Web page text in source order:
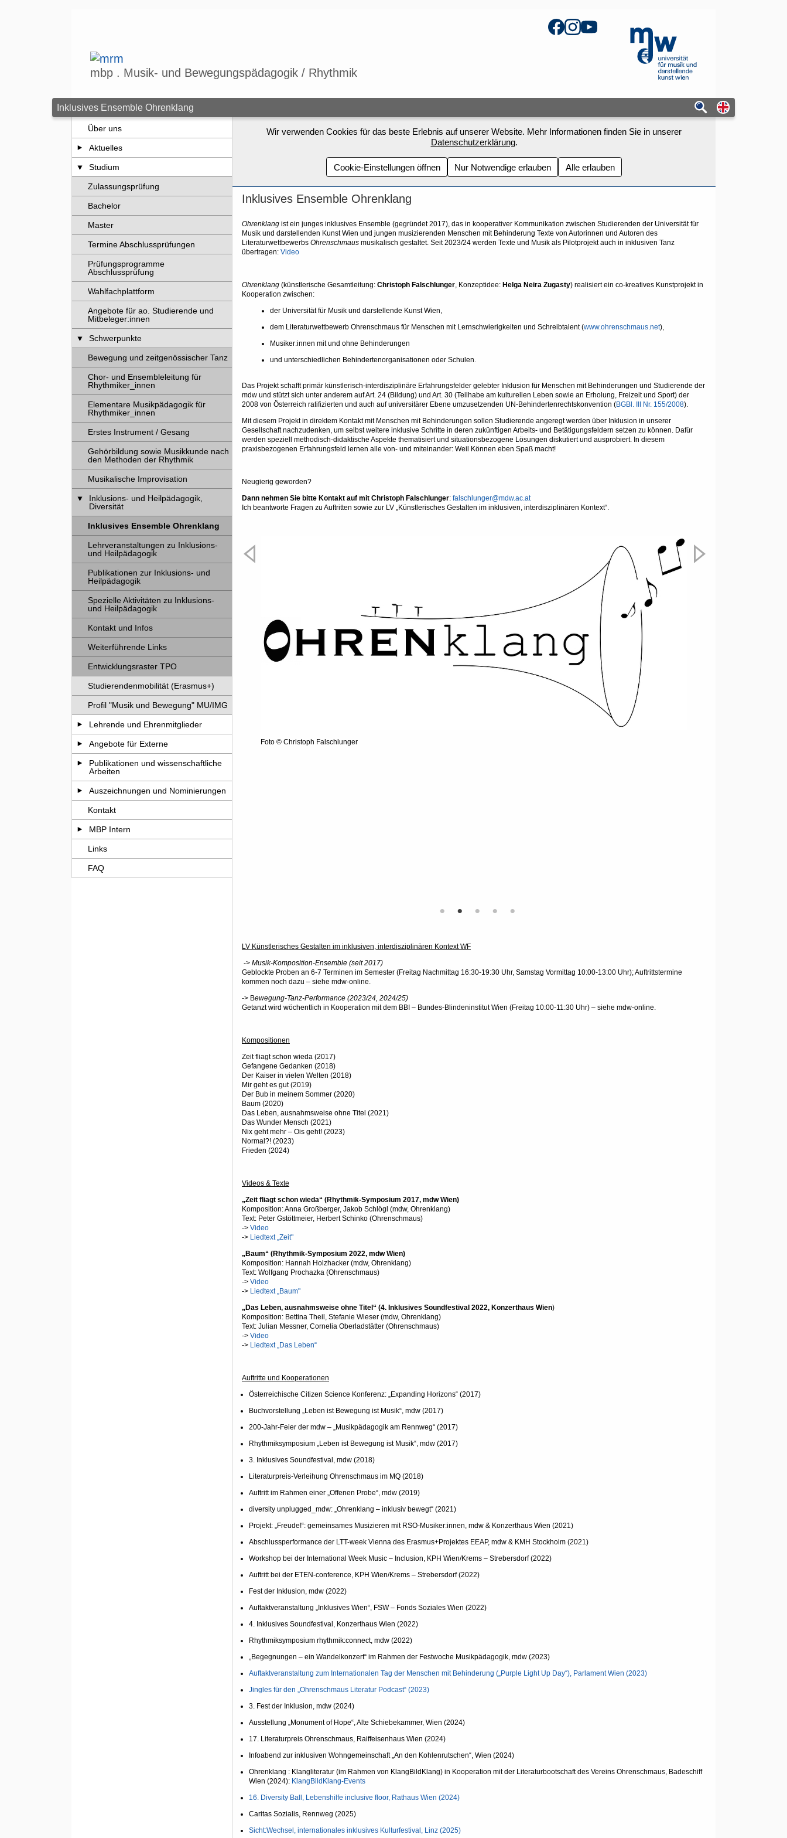
mbp . Musik- und Bewegungspädagogik / Rhythmik
mdw - Homepage
Facebook
Instagram
YouTube
Inklusives Ensemble Ohrenklang Switch to
Über uns
Aktuelles
Studium
Zulassungsprüfung
Bachelor
Master
Termine Abschlussprüfungen
Prüfungsprogramme
Abschlussprüfung
Wahlfachplattform
Angebote für ao. Studierende und
Mitbeleger:innen
Schwerpunkte
Bewegung und zeitgenössischer Tanz
Chor- und Ensembleleitung für
Rhythmiker_innen
Elementare Musikpädagogik für
Rhythmiker_innen
Erstes Instrument / Gesang
Gehörbildung sowie Musikkunde nach
den Methoden der Rhythmik
Musikalische Improvisation
Inklusions- und Heilpädagogik,
Diversität
Inklusives Ensemble Ohrenklang
Lehrveranstaltungen zu Inklusions-
und Heilpädagogik
Publikationen zur Inklusions- und
Heilpädagogik
Spezielle Aktivitäten zu Inklusions-
und Heilpädagogik
Kontakt und Infos
Weiterführende Links
Entwicklungsraster TPO
Studierendenmobilität (Erasmus+)
Profil "Musik und Bewegung" MU/IMG
Lehrende und Ehrenmitglieder
Angebote für Externe
Publikationen und wissenschaftliche
Arbeiten
Auszeichnungen und Nominierungen
Kontakt
MBP Intern
Links
FAQ
Wir verwenden Cookies für das beste Erlebnis auf unserer Website. Mehr Informationen finden Sie in unserer
Datenschutzerklärung.
Cookie-Einstellungen öffnen Nur Notwendige erlauben Alle erlauben
Inklusives Ensemble Ohrenklang
Ohrenklang ist ein junges inklusives Ensemble (gegründet 2017), das in kooperativer Kommunikation zwischen Studierenden der Universität für
Musik und darstellenden Kunst Wien und jungen musizierenden Menschen mit Behinderung Texte von Autorinnen und Autoren des
Literaturwettbewerbs Ohrenschmaus musikalisch gestaltet. Seit 2023/24 werden Texte und Musik als Pilotprojekt auch in inklusiven Tanz
übertragen: Video
Ohrenklang (künstlerische Gesamtleitung: Christoph Falschlunger, Konzeptidee: Helga Neira Zugasty) realisiert ein co-kreatives Kunstprojekt in
Kooperation zwischen:
der Universität für Musik und darstellende Kunst Wien,
dem Literaturwettbewerb Ohrenschmaus für Menschen mit Lernschwierigkeiten und Schreibtalent (www.ohrenschmaus.net),
Musiker:innen mit und ohne Behinderungen
und unterschiedlichen Behindertenorganisationen oder Schulen.
Das Projekt schafft primär künstlerisch-interdisziplinäre Erfahrungsfelder gelebter Inklusion für Menschen mit Behinderungen und Studierende der
mdw und stützt sich unter anderem auf Art. 24 (Bildung) und Art. 30 (Teilhabe am kulturellen Leben sowie an Erholung, Freizeit und Sport) der
2008 von Österreich ratifizierten und auch auf universitärer Ebene umzusetzenden UN-Behindertenrechtskonvention (BGBl. III Nr. 155/2008).
Mit diesem Projekt in direktem Kontakt mit Menschen mit Behinderungen sollen Studierende angeregt werden über Inklusion in unserer
Gesellschaft nachzudenken, um selbst weitere inklusive Schritte in deren zukünftigen Arbeits- und Betätigungsfeldern setzen zu können. Dafür
werden speziell methodisch-didaktische Aspekte thematisiert und situationsbezogene Lösungen diskutiert und ausprobiert. In diesem
praxisbezogenen Erfahrungsfeld lernen alle von- und miteinander: Weil Können eben Spaß macht!
Neugierig geworden?
Dann nehmen Sie bitte Kontakt auf mit Christoph Falschlunger: falschlunger@mdw.ac.at
Ich beantworte Fragen zu Auftritten sowie zur LV „Künstlerisches Gestalten im inklusiven, interdisziplinären Kontext“.
Vorheriges
LV Künstlerisches Gestalten im inklusiven, interdisziplinären Kontext WF
-> Musik-Komposition-Ensemble (seit 2017)
Geblockte Proben an 6-7 Terminen im Semester (Freitag Nachmittag 16:30-19:30 Uhr, Samstag Vormittag 10:00-13:00 Uhr); Auftrittstermine
kommen noch dazu – siehe mdw-online.
-> Bewegung-Tanz-Performance (2023/24, 2024/25)
Getanzt wird wöchentlich in Kooperation mit dem BBI – Bundes-Blindeninstitut Wien (Freitag 10:00-11:30 Uhr) – siehe mdw-online.
Kompositionen
Zeit fliagt schon wieda (2017)
Gefangene Gedanken (2018)
Der Kaiser in vielen Welten (2018)
Mir geht es gut (2019)
Der Bub in meinem Sommer (2020)
Baum (2020)
Das Leben, ausnahmsweise ohne Titel (2021)
Das Wunder Mensch (2021)
Nix geht mehr – Ois geht! (2023)
Normal?! (2023)
Frieden (2024)
Videos & Texte
„Zeit fliagt schon wieda“ (Rhythmik-Symposium 2017, mdw Wien)
Komposition: Anna Großberger, Jakob Schlögl (mdw, Ohrenklang)
Text: Peter Gstöttmeier, Herbert Schinko (Ohrenschmaus)
-> Video
-> Liedtext „Zeit"
„Baum“ (Rhythmik-Symposium 2022, mdw Wien)
Komposition: Hannah Holzhacker (mdw, Ohrenklang)
Text: Wolfgang Prochazka (Ohrenschmaus)
-> Video
-> Liedtext „Baum"
„Das Leben, ausnahmsweise ohne Titel“ (4. Inklusives Soundfestival 2022, Konzerthaus Wien)
Komposition: Bettina Theil, Stefanie Wieser (mdw, Ohrenklang)
Text: Julian Messner, Cornelia Oberladstätter (Ohrenschmaus)
-> Video
-> Liedtext „Das Leben“
Auftritte und Kooperationen
Österreichische Citizen Science Konferenz: „Expanding Horizons“ (2017)
Buchvorstellung „Leben ist Bewegung ist Musik“, mdw (2017)
200-Jahr-Feier der mdw – „Musikpädagogik am Rennweg“ (2017)
Rhythmiksymposium „Leben ist Bewegung ist Musik“, mdw (2017)
3. Inklusives Soundfestival, mdw (2018)
Literaturpreis-Verleihung Ohrenschmaus im MQ (2018)
Auftritt im Rahmen einer „Offenen Probe“, mdw (2019)
diversity unplugged_mdw: „Ohrenklang – inklusiv bewegt“ (2021)
Projekt: „Freude!“: gemeinsames Musizieren mit RSO-Musiker:innen, mdw & Konzerthaus Wien (2021)
Abschlussperformance der LTT-week Vienna des Erasmus+Projektes EEAP, mdw & KMH Stockholm (2021)
Workshop bei der International Week Music – Inclusion, KPH Wien/Krems – Strebersdorf (2022)
Auftritt bei der ETEN-conference, KPH Wien/Krems – Strebersdorf (2022)
Fest der Inklusion, mdw (2022)
Auftaktveranstaltung „Inklusives Wien“, FSW – Fonds Soziales Wien (2022)
4. Inklusives Soundfestival, Konzerthaus Wien (2022)
Rhythmiksymposium rhythmik:connect, mdw (2022)
„Begegnungen – ein Wandelkonzert“ im Rahmen der Festwoche Musikpädagogik, mdw (2023)
Auftaktveranstaltung zum Internationalen Tag der Menschen mit Behinderung („Purple Light Up Day“), Parlament Wien (2023)
Jingles für den „Ohrenschmaus Literatur Podcast“ (2023)
3. Fest der Inklusion, mdw (2024)
Ausstellung „Monument of Hope“, Alte Schiebekammer, Wien (2024)
17. Literaturpreis Ohrenschmaus, Raiffeisenhaus Wien (2024)
Infoabend zur inklusiven Wohngemeinschaft „An den Kohlenrutschen“, Wien (2024)
Ohrenklang : Klangliteratur (im Rahmen von KlangBildKlang) in Kooperation mit der Literaturbootschaft des Vereins Ohrenschmaus, Badeschiff
Wien (2024): KlangBildKlang-Events
16. Diversity Ball, Lebenshilfe inclusive floor, Rathaus Wien (2024)
Caritas Sozialis, Rennweg (2025)
Sicht:Wechsel, internationales inklusives Kulturfestival, Linz (2025)